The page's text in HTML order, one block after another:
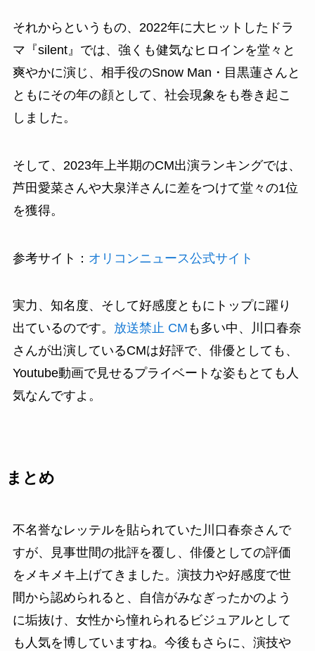
それからというもの、2022年に大ヒットしたドラ
マ『silent』では、強くも健気なヒロインを堂々と
爽やかに演じ、相手役のSnow Man・目黒蓮さんと
ともにその年の顔として、社会現象をも巻き起こ
しました。
そして、2023年上半期のCM出演ランキングでは、
芦田愛菜さんや大泉洋さんに差をつけて堂々の1位
を獲得。
参考サイト： オリコンニュース公式サイト
実力、知名度、そして好感度ともにトップに躍り
出ているのです。 放送禁止 CM も多い中、川口春奈
さんが出演しているCMは好評で、俳優としても、
Youtube動画で見せるプライベートな姿もとても人
気なんですよ。
まとめ
不名誉なレッテルを貼られていた川口春奈さんで
すが、見事世間の批評を覆し、俳優としての評価
をメキメキ上げてきました。演技力や好感度で世
間から認められると、自信がみなぎったかのよう
に垢抜け、女性から憧れられるビジュアルとして
も人気を博していますね。今後もさらに、演技や